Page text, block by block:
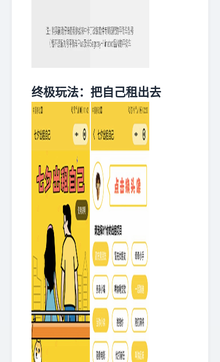
终极玩法：把自己租出去